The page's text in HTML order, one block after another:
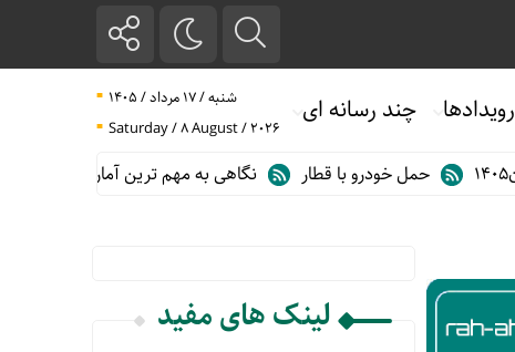
رویدادها چند رسانه ای
شنبه / ۱۷ مرداد / ۱۴۰۵
Saturday / 8 August / 2026
حمل خودرو با قطار نگاهی به مهم ترین آمارهای حمل و نقل ریلی در
لینک های مفید